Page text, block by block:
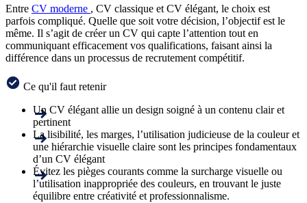
Entre CV moderne , CV classique et CV élégant, le choix est
parfois compliqué. Quelle que soit votre décision, l’objectif est le
même. Il s’agit de créer un CV qui capte l’attention tout en
communiquant efficacement vos qualifications, faisant ainsi la
différence dans un processus de recrutement compétitif.
Ce qu'il faut retenir
Un CV élégant allie un design soigné à un contenu clair et
pertinent
La lisibilité, les marges, l’utilisation judicieuse de la couleur et
une hiérarchie visuelle claire sont les principes fondamentaux
d’un CV élégant
Évitez les pièges courants comme la surcharge visuelle ou
l’utilisation inappropriée des couleurs, en trouvant le juste
équilibre entre créativité et professionnalisme.